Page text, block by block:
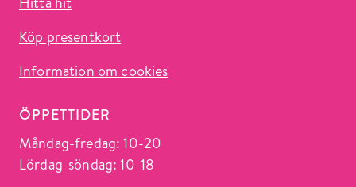
Köp presentkort
Information om cookies
ÖPPETTIDER
Måndag-fredag: 10-20
Lördag-söndag: 10-18